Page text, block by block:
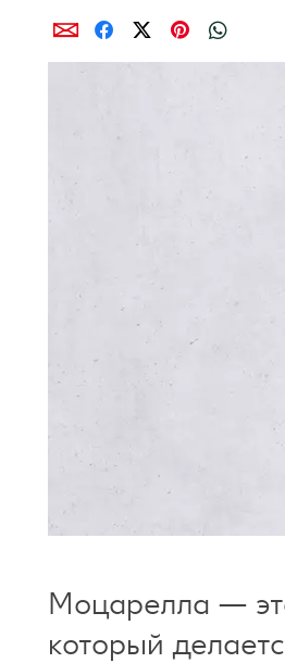
ПоделиcьПоделиcь
ПоделиcьПоделиcь
Моцарелла —
который